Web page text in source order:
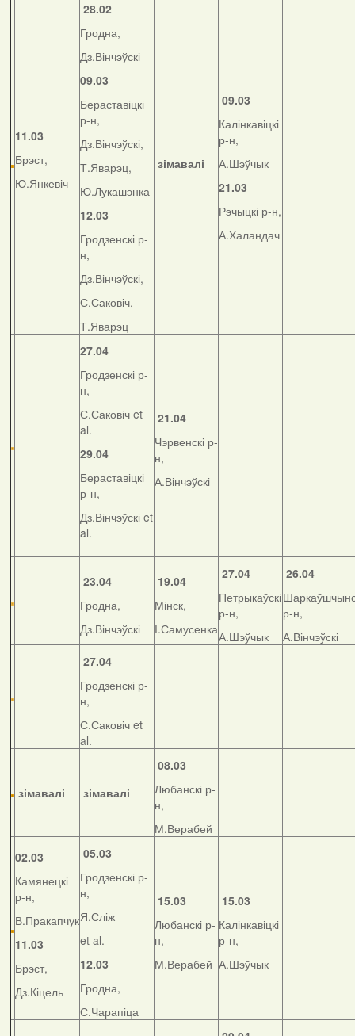
11.03
Брэст,
Ю.Янкевіч
28.02
Гродна,
Дз.Вінчэўскі
09.03
Бераставіцкі
р-н,
Дз.Вінчэўскі,
Т.Яварэц,
Ю.Лукашэнка
12.03
Гродзенскі р-
н,
Дз.Вінчэўскі,
С.Саковіч,
Т.Яварэц
зімавалі
09.03
Калінкавіцкі
р-н,
А.Шэўчык
21.03
Рэчыцкі р-н,
А.Халандач
27.04
Гродзенскі р-
н,
С.Саковіч et
al.
29.04
Бераставіцкі
р-н,
Дз.Вінчэўскі et
al.
21.04
Чэрвенскі р-
н,
А.Вінчэўскі
23.04
Гродна,
Дз.Вінчэўскі
19.04
Мінск,
І.Самусенка
27.04
Петрыкаўскі
р-н,
А.Шэўчык
26.04
р-н,
А.Вінчэўскі
27.04
Гродзенскі р-
н,
С.Саковіч et
al.
зімавалі зімавалі
08.03
Любанскі р-
н,
М.Верабей
02.03
Камянецкі
р-н,
В.Пракапчук
11.03
Брэст,
Дз.Кіцель
05.03
Гродзенскі р-
н,
Я.Сліж
et al.
12.03
Гродна,
С.Чарапіца
15.03
Любанскі р-
н,
М.Верабей
15.03
Калінкавіцкі
р-н,
А.Шэўчык